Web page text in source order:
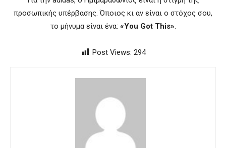
προσωπικής υπέρβασης. Όποιος κι αν είναι ο στόχος σου,
το μήνυμα είναι ένα: «You Got This».
Post Views: 294